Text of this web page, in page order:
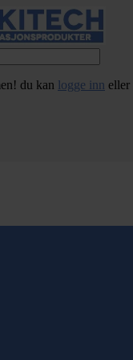
du kan logge inn eller